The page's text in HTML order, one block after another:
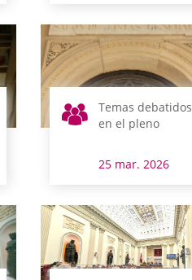
Temas debatidos
en el pleno
25 mar. 2026